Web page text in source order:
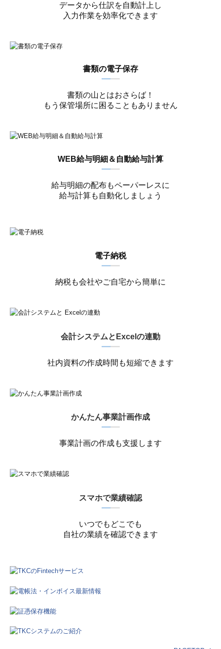
データから仕訳を自動計上し
入力作業を効率化できます
書類の電子保存
━━
書類の山とはおさらば！
もう保管場所に困ることもありません
WEB給与明細＆自動給与計算
━━
給与明細の配布もペーパーレスに
給与計算も自動化しましょう
電子納税
━━
納税も会社やご自宅から簡単に
会計システムとExcelの連動
━━
社内資料の作成時間も短縮できます
かんたん事業計画作成
━━
事業計画の作成も支援します
スマホで業績確認
━━
いつでもどこでも
自社の業績を確認できます